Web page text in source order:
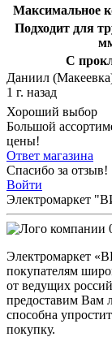
Максимальное
Подходит для
С
Даниил
1 г. назад
Хороший выбор
Большой
цены!
Ответ магазина
Спасибо за отзыв!
Войти
Электромаркет
Электромаркет
покупателям
от ведущих
предоставим Вам
способна
покупку.